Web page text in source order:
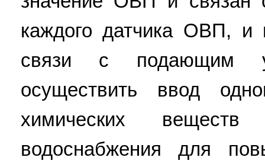
каждого датчика ОВП, и
связи с подающим
осуществить ввод
химических
водоснабжения для